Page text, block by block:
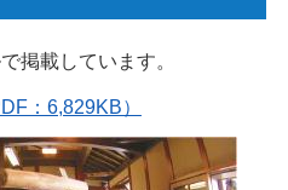
掲載しています。
：6,829KB）